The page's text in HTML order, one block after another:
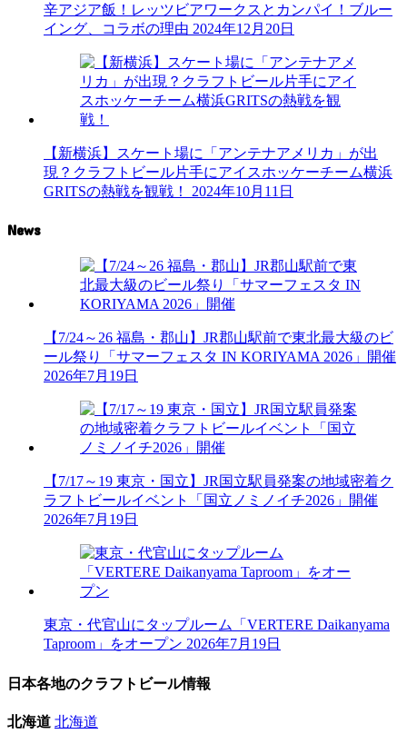
辛アジア飯！レッツビアワークスとカンパイ！ブルー
イング、コラボの理由 2024年12月20日
【新横浜】スケート場に「アンテナアメリカ」が出
現？クラフトビール片手にアイスホッケーチーム横浜
GRITSの熱戦を観戦！
2024年10月11日
News
【7/24～26 福島・郡山】JR郡山駅前で東北最大級のビ
ール祭り「サマーフェスタ IN KORIYAMA 2026」開催
2026年7月19日
【7/17～19 東京・国立】JR国立駅員発案の地域密着ク
ラフトビールイベント「国立ノミノイチ2026」開催
2026年7月19日
東京・代官山にタップルーム「VERTERE Daikanyama
Taproom」をオープン 2026年7月19日
日本各地のクラフトビール情報
北海道 北海道